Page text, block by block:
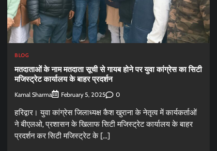
BLOG
मतदाताओं के नाम मतदाता सूची से गायब होने पर युवा कांग्रेस का सिटी
मजिस्ट्रेट कार्यालय के बाहर प्रदर्शन
Kamal Sharma February 5, 2025 0
हरिद्वार। युवा कांग्रेस जिलाध्यक्ष कैश खुराना के नेतृत्व में कार्यकर्ताओं
ने बीएलओ, प्रशासन के खिलाफ सिटी मजिस्ट्रेट कार्यालय के बाहर
प्रदर्शन कर सिटी मजिस्ट्रेट के […]